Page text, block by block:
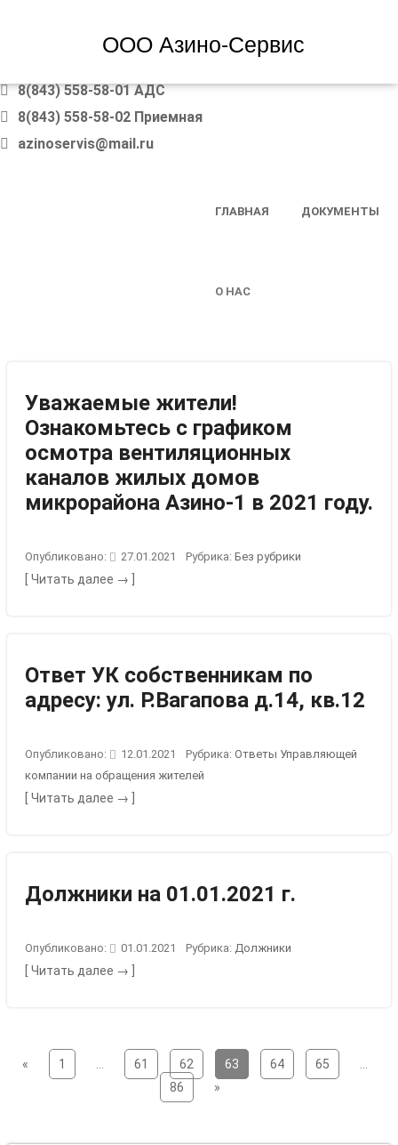
ООО Азино-Сервис
8(843) 558-58-01 АДС
8(843) 558-58-02 Приемная
azinoservis@mail.ru
SKIP TO CONTENT
ГЛАВНАЯ ДОКУМЕНТЫ
О НАС
Уважаемые жители!
Ознакомьтесь с графиком
осмотра вентиляционных
каналов жилых домов
микрорайона Азино-1 в 2021 году.
Опубликовано: 27.01.2021 Рубрика: Без рубрики
[ Читать далее → ]
Ответ УК собственникам по
адресу: ул. Р.Вагапова д.14, кв.12
Опубликовано: 12.01.2021 Рубрика: Ответы Управляющей
компании на обращения жителей
[ Читать далее → ]
Должники на 01.01.2021 г.
Опубликовано: 01.01.2021 Рубрика: Должники
[ Читать далее → ]
« 1 61 62 63 64 65
86
»